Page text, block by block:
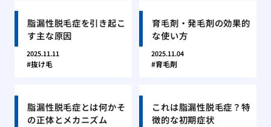
脂漏性脱毛症を引き起こ
す主な原因
2025.11.11
抜け毛
育毛剤・発毛剤の効果的
な使い方
2025.11.04
育毛剤
脂漏性脱毛症とは何かそ
の正体とメカニズム
これは脂漏性脱毛症？特
徴的な初期症状